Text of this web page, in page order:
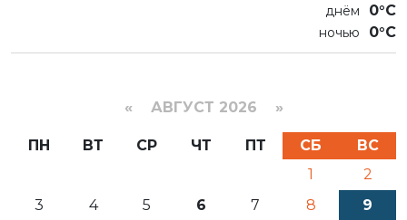
0°C
0°C
« АВГУСТ 2026 »
ПН ВТ СР ЧТ ПТ СБ
ВС
1
2
3
4 5 6 7 8
9